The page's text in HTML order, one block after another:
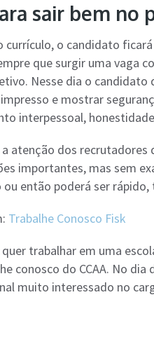
sair bem no
currículo, o candidato
que surgir uma vaga
Nesse dia o
e mostrar
interpessoal,
a atenção dos
importantes, mas sem
ou então poderá ser
Trabalhe Conosco Fisk
trabalhar em uma
conosco do CCAA. No
muito interessado no